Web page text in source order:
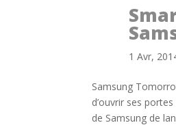
1 Avr,
Samsung
d’ouvrir ses
de Samsung de